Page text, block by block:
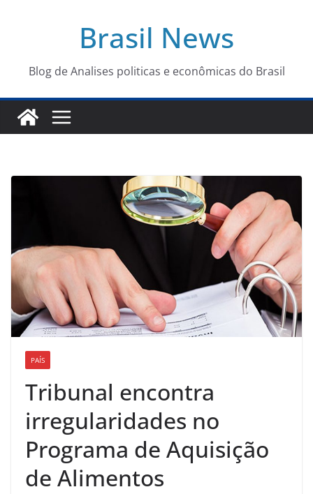
conteúdo
Brasil News
Blog de Analises politicas e econômicas do Brasil
PAÍS
Tribunal encontra
irregularidades no
Programa de Aquisição
de Alimentos